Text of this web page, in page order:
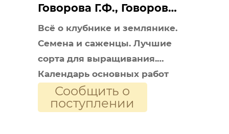
Говорова Г.Ф., Говоров
Д.Н.
Всё о клубнике и землянике.
Семена и саженцы. Лучшие
сорта для выращивания.
Календарь основных работ
Сообщить о
поступлении